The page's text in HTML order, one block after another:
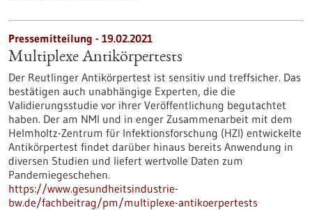
Pressemitteilung - 19.02.2021
Multiplexe Antikörpertests
Der Reutlinger Antikörpertest ist sensitiv und treffsicher. Das
bestätigen auch unabhängige Experten, die die
Validierungsstudie vor ihrer Veröffentlichung begutachtet
haben. Der am NMI und in enger Zusammenarbeit mit dem
Helmholtz-Zentrum für Infektionsforschung (HZI) entwickelte
Antikörpertest findet darüber hinaus bereits Anwendung in
diversen Studien und liefert wertvolle Daten zum
Pandemiegeschehen.
https://www.gesundheitsindustrie-
bw.de/fachbeitrag/pm/multiplexe-antikoerpertests